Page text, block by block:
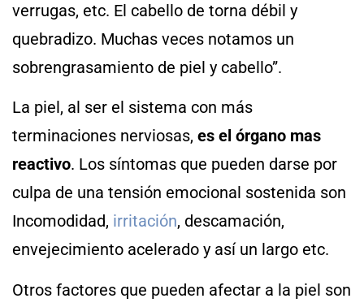
verrugas, etc. El cabello de torna débil y
quebradizo. Muchas veces notamos un
sobrengrasamiento de piel y cabello”.
La piel, al ser el sistema con más
terminaciones nerviosas, es el órgano mas
reactivo. Los síntomas que pueden darse por
culpa de una tensión emocional sostenida son
Incomodidad, irritación, descamación,
envejecimiento acelerado y así un largo etc.
Otros factores que pueden afectar a la piel son